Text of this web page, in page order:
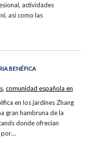
actividades
así como las
BENÉFICA
en los jardines Zhang
gran hambruna de la
donde ofrecían
por…
, comunidad española en